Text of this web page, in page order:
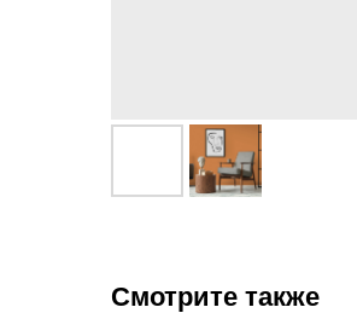
Смотрите также